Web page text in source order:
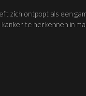
zich ontpopt als een
te herkennen in